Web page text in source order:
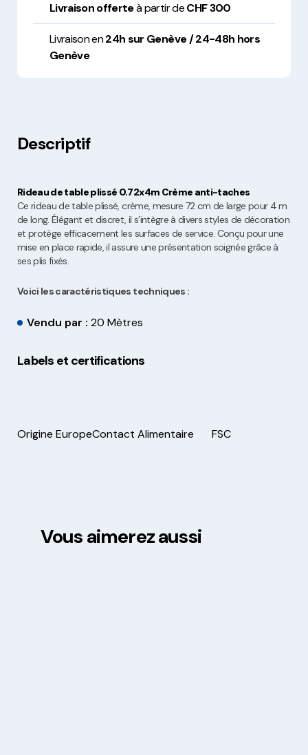
Livraison offerteà partir deCHF 300
Livraison en24h sur Genève / 24-48h hors
Genève
Descriptif
Rideau de table plissé 0.72x4m Crème anti-taches
Ce rideau de table plissé, crème, mesure 72 cm de large pour 4 m
de long. Élégant et discret, il s’intègre à divers styles de décoration
et protège efficacement les surfaces de service. Conçu pour une
mise en place rapide, il assure une présentation soignée grâce à
ses plis fixés.
Voici les caractéristiques techniques :
Vendu par : 20 Mètres
Labels et certifications
Origine EuropeContact Alimentaire FSC
Vous aimerez aussi